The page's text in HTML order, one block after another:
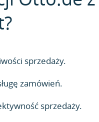
sprzedaży.
zamówień.
sprzedaży.